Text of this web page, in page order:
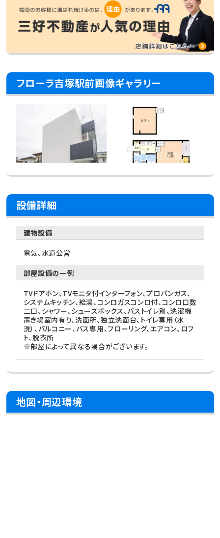
フローラ吉塚駅前画像ギャラリー
設備詳細
建物設備
電気、水道公営
部屋設備の一例
TVドアホン、TVモニタ付インターフォン、プロパンガス、
システムキッチン、給湯、コンロガスコンロ付、コンロ口数
二口、シャワー、シューズボックス、バストイレ別、洗濯機
置き場室内有り、洗面所、独立洗面台、トイレ専用（水
洗）、バルコニー、バス専用、フローリング、エアコン、ロフ
ト、脱衣所
※部屋によって異なる場合がございます。
地図・周辺環境